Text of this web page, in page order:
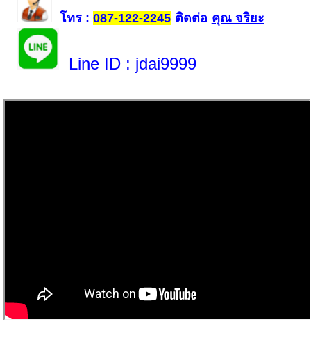
โทร: 087-122-2245ติดต่อ คุณ จริยะ
Line ID : jdai9999